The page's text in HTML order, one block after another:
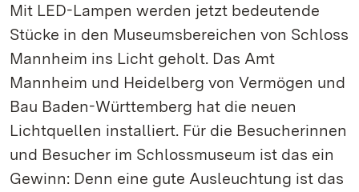
Mit LED-Lampen werden jetzt bedeutende
Stücke in den Museumsbereichen von Schloss
Mannheim ins Licht geholt. Das Amt
Mannheim und Heidelberg von Vermögen und
Bau Baden-Württemberg hat die neuen
Lichtquellen installiert. Für die Besucherinnen
und Besucher im Schlossmuseum ist das ein
Gewinn: Denn eine gute Ausleuchtung ist das